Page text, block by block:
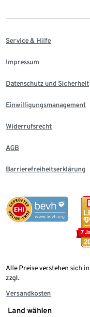
Service & Hilfe
Impressum
Datenschutz und Sicherheit
Einwilligungsmanagement
Widerrufsrecht
AGB
Barrierefreiheitserklärung
Alle Preise verstehen sich
zzgl.
Versandkosten
Land wählen